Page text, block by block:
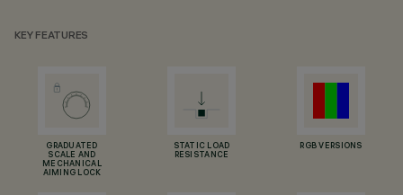
KEY FEATURES
GRADUATED
SCALE AND
MECHANICAL
AIMING LOCK
STATIC LOAD
RESISTANCE
RGB VERSIONS